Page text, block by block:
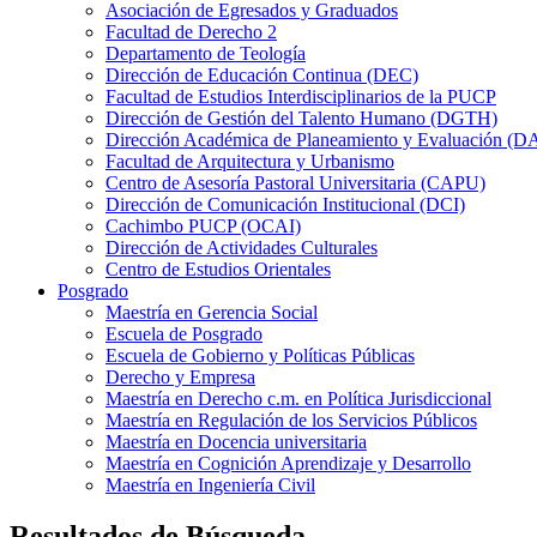
Asociación de Egresados y Graduados
Facultad de Derecho 2
Departamento de Teología
Dirección de Educación Continua (DEC)
Facultad de Estudios Interdisciplinarios de la PUCP
Dirección de Gestión del Talento Humano (DGTH)
Dirección Académica de Planeamiento y Evaluación
Facultad de Arquitectura y Urbanismo
Centro de Asesoría Pastoral Universitaria (CAPU)
Dirección de Comunicación Institucional (DCI)
Cachimbo PUCP (OCAI)
Dirección de Actividades Culturales
Centro de Estudios Orientales
Posgrado
Maestría en Gerencia Social
Escuela de Posgrado
Escuela de Gobierno y Políticas Públicas
Derecho y Empresa
Maestría en Derecho c.m. en Política Jurisdiccional
Maestría en Regulación de los Servicios Públicos
Maestría en Docencia universitaria
Maestría en Cognición Aprendizaje y Desarrollo
Maestría en Ingeniería Civil